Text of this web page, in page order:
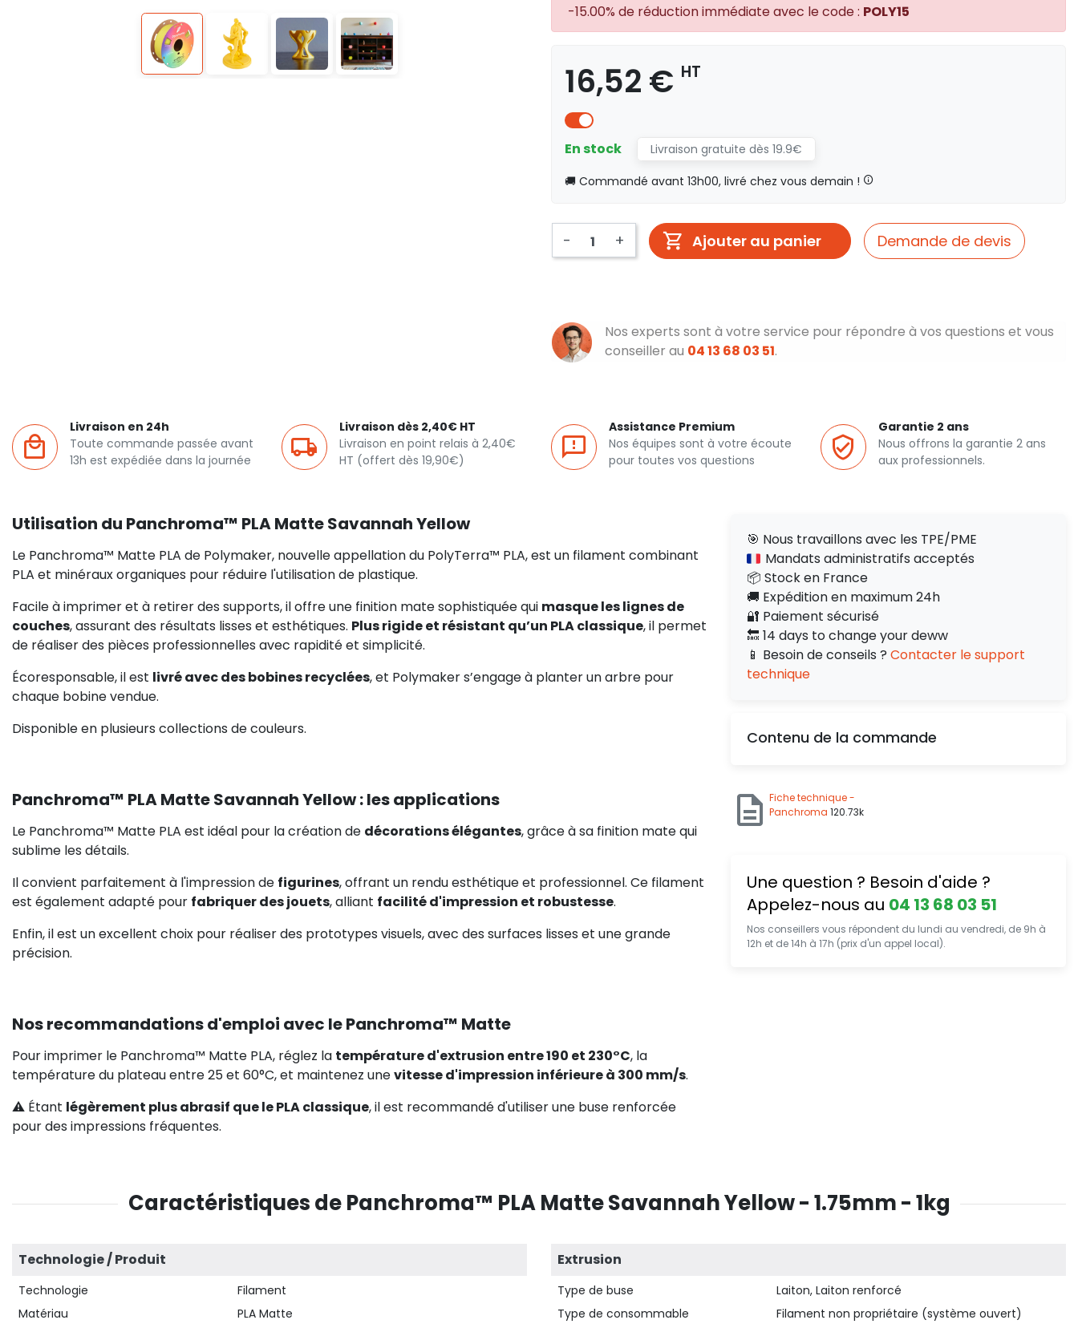
-15.00% de réduction immédiate avec le code : POLY15
16,52 € HT
En stock
Livraison gratuite dès 19.9€
🚚 Commandé avant 13h00, livré chez vous demain !
- + Ajouter au panier Demande de devis
Nos experts sont à votre service pour répondre à vos questions et vous
conseiller au 04 13 68 03 51.
Livraison en 24h
Toute commande passée avant
13h est expédiée dans la journée
Livraison dès 2,40€ HT
Livraison en point relais à 2,40€
HT (offert dès 19,90€)
Assistance Premium
Nos équipes sont à votre écoute
pour toutes vos questions
Garantie 2 ans
Nous offrons la garantie 2 ans
aux professionnels.
Utilisation du Panchroma™ PLA Matte Savannah Yellow
Le Panchroma™ Matte PLA de Polymaker, nouvelle appellation du PolyTerra™ PLA, est un filament combinant
PLA et minéraux organiques pour réduire l'utilisation de plastique.
Facile à imprimer et à retirer des supports, il offre une finition mate sophistiquée qui masque les lignes de
couches, assurant des résultats lisses et esthétiques. Plus rigide et résistant qu’un PLA classique, il permet
de réaliser des pièces professionnelles avec rapidité et simplicité.
Écoresponsable, il est livré avec des bobines recyclées, et Polymaker s’engage à planter un arbre pour
chaque bobine vendue.
Disponible en plusieurs collections de couleurs.
Panchroma™ PLA Matte Savannah Yellow : les applications
Le Panchroma™ Matte PLA est idéal pour la création de décorations élégantes, grâce à sa finition mate qui
sublime les détails.
Il convient parfaitement à l'impression de figurines, offrant un rendu esthétique et professionnel. Ce filament
est également adapté pour fabriquer des jouets, alliant facilité d'impression et robustesse.
Enfin, il est un excellent choix pour réaliser des prototypes visuels, avec des surfaces lisses et une grande
précision.
Nos recommandations d'emploi avec le Panchroma™ Matte
Pour imprimer le Panchroma™ Matte PLA, réglez la température d'extrusion entre 190 et 230°C, la
température du plateau entre 25 et 60°C, et maintenez unevitesse d'impression inférieure à 300 mm/s.
⚠️ Étant légèrement plus abrasif que le PLA classique, il est recommandé d'utiliser une buse renforcée
pour des impressions fréquentes.
🎯 Nous travaillons avec les TPE/PME
Mandats administratifs acceptés
📦 Stock en France
🚚 Expédition en maximum 24h
🔐 Paiement sécurisé
🔙 14 days to change your deww
📱 Besoin de conseils ? Contacter le support
technique
Contenu de la commande
Fiche technique -
Panchroma 120.73k
Une question ? Besoin d'aide ?
Appelez-nous au 04 13 68 03 51
Nos conseillers vous répondent du lundi au vendredi, de 9h à
12h et de 14h à 17h (prix d'un appel local).
Caractéristiques de Panchroma™ PLA Matte Savannah Yellow - 1.75mm - 1kg
Technologie / Produit
Technologie
Filament
Matériau
PLA Matte
Extrusion
Type de buse
Laiton, Laiton renforcé
Type de consommable
Filament non propriétaire (système ouvert)